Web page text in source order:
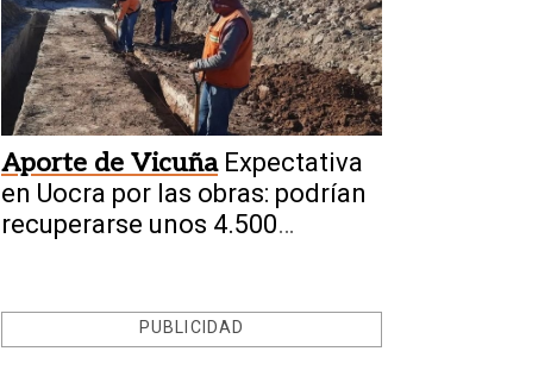
Aporte de Vicuña Expectativa
en Uocra por las obras: podrían
recuperarse unos 4.500
PUBLICIDAD